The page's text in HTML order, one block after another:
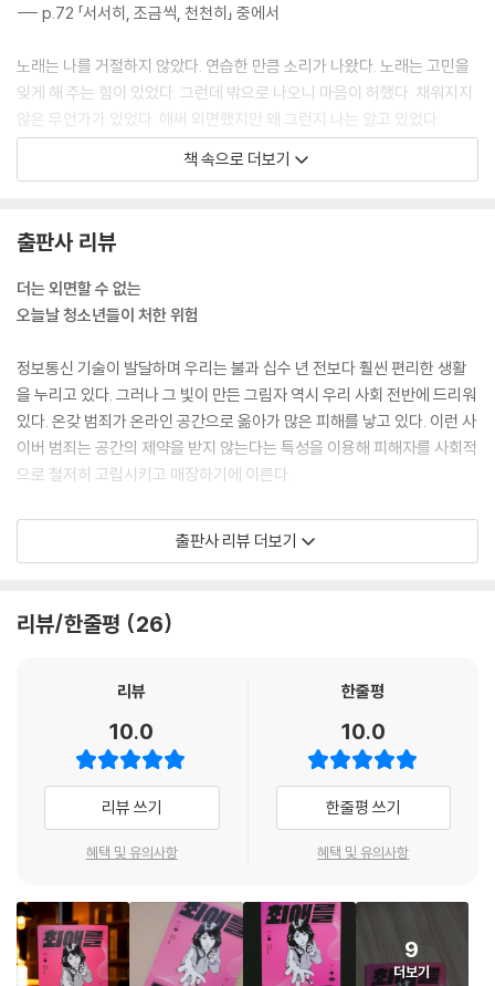
--- p.72 「서서히, 조금씩, 천천히」 중에서
노래는 나를 거절하지 않았다. 연습한 만큼 소리가 나왔다. 노래는 고민을
잊게 해 주는 힘이 있었다. 그런데 밖으로 나오니 마음이 허했다. 채워지지
않은 무언가가 있었다. 애써 외면했지만 왜 그런지 나는 알고 있었다.
--- p.90 「도망칠 수 없는 마음」 중에서
를 돕지 않았다는 죄책감 때문임이 틀림없었다. 만약 내가 베란다에서 떨
어져 죽으려 하지 않았다면, 뻔뻔하게 학교에 다녔다면, 피폐한 채로 만신
창이가 된 내 모습을 봐 줬을까?
온 세상이 하얗게 변했다. 내 영상이 다시 떠돌아다닌다고 생각하니 몸이
얼어 버릴 것 같았다. 그런데 진서노는 왜 나를 위해서 이렇게까지 하는 걸
까? 그 생각을 하니 아찔했던 정신이 금방 제자리로 돌아왔다. 눈앞이 흐리
지도 떨리지도 않았다.
“난 네 팬이니까. 그리고 네가 유피토에서 연주해 준 곡이 나를 위로해 줬
같이 하려고.”
“윤리온! 윤리온!”
진서노가 나를 불렀다. 뒤를 돌아봤다. 진서노는 숨을 헐떡이며 내 앞에 성
큼 다가오더니 말했다.
“정말 내 편이 되어서 날 도와줄 수 있어?”
--- p.142 「내면 아이」 중에서
나는 버려지는 게 두려웠다. 불안해하지 않으면, 절망스럽지 않으면, 더는
나를 외면할 듯했다. 미움과 분노를 터트리지 못하는 안쓰러운 모습을 보
여 줘야만 나를 지켜 주리라 믿었다.
--- p.152 「내면 아이」 중에서
책 속으로 더보기
출판사 리뷰
더는 외면할 수 없는
오늘날 청소년들이 처한 위험
정보통신 기술이 발달하며 우리는 불과 십수 년 전보다 훨씬 편리한 생활
을 누리고 있다. 그러나 그 빛이 만든 그림자 역시 우리 사회 전반에 드리워
있다. 온갖 범죄가 온라인 공간으로 옮아가 많은 피해를 낳고 있다. 이런 사
이버 범죄는 공간의 제약을 받지 않는다는 특성을 이용해 피해자를 사회적
으로 철저히 고립시키고 매장하기에 이른다.
더욱 심각한 점은 청소년도 사이버 범죄에서 자유롭지 못하다는 것이다.
학교라는 울타리도 온라인 공간의 범죄로부터 청소년을 보호하는 데는 분
관련된 보도가 계속해서 나오며 우려가 커지고 있지만, 아직 청소년 보호
《최애를 구하라》는 오늘날 청소년들이 실제로 겪고 있는 위협을 더는 외면
할 수 없어 나온 외침과 같은 소설이다. 주인공 리온의 1인칭 시점으로, 만
약 이런 일을 나 또는 주변 사람이 겪는다면 어떨지 가슴이 답답할 만큼 실
감 나게 묘사하며 경각심을 깨운다.
네 편이 되어 줄게
《최애를 구하라》는 저자 이담의 전작 《나를 지워줘》의 뒷이야기다. 독립
된 이야기기에 전작을 읽지 않아도 충분히 이해할 수 있지만, 전작을 먼저
출판사 리뷰 더보기
리뷰/한줄평 26
리뷰
10.0
리뷰 쓰기
혜택 및 유의사항
한줄평
10.0
한줄평 쓰기
혜택 및 유의사항
9
더보기